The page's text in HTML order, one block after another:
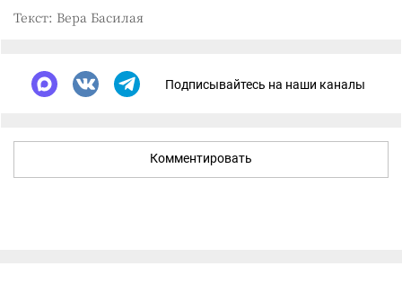
Текст: Вера Басилая
Подписывайтесь на наши каналы
Комментировать